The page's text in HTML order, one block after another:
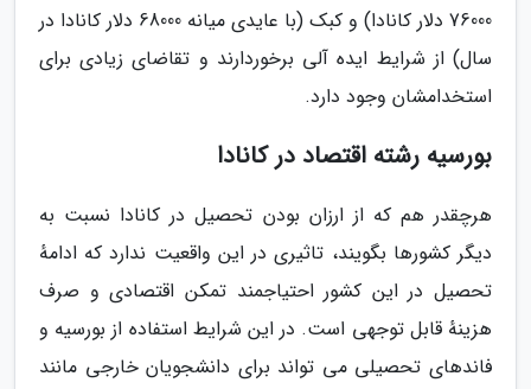
76000 دلار کانادا) و کبک (با عایدی میانه 68000 دلار کانادا در
سال) از شرایط ایده آلی برخوردارند و تقاضای زیادی برای
استخدامشان وجود دارد.
بورسیه رشته اقتصاد در کانادا
هرچقدر هم که از ارزان بودن تحصیل در کانادا نسبت به
دیگر کشورها بگویند، تاثیری در این واقعیت ندارد که ادامهٔ
تحصیل در این کشور احتیاجمند تمکن اقتصادی و صرف
هزینهٔ قابل توجهی است. در این شرایط استفاده از بورسیه و
فاندهای تحصیلی می تواند برای دانشجویان خارجی مانند